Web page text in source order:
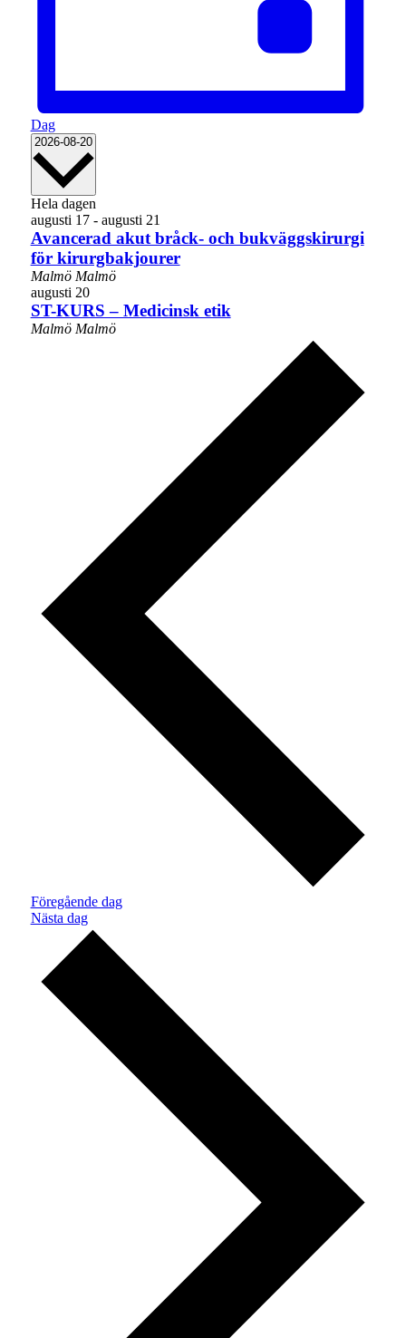
Dag
2026-08-20 Välj
Hela dagen
augusti 17- augusti 21
Avancerad akut bråck- och bukväggskirurgi
för kirurgbakjourer
Malmö Malmö
augusti 20
ST-KURS – Medicinsk etik
Malmö Malmö
Föregående dag
Nästa dag